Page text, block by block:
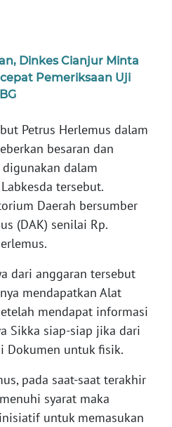
Dinkes Cianjur Minta
Pemeriksaan Uji
Petrus Herlemus dalam
besaran dan
dalam
tersebut.
Daerah bersumber
(DAK) senilai Rp.
dari anggaran tersebut
mendapatkan Alat
mendapat informasi
Sikka siap-siap jika dari
Dokumen untuk fisik.
pada saat-saat terakhir
syarat maka
untuk memasukan